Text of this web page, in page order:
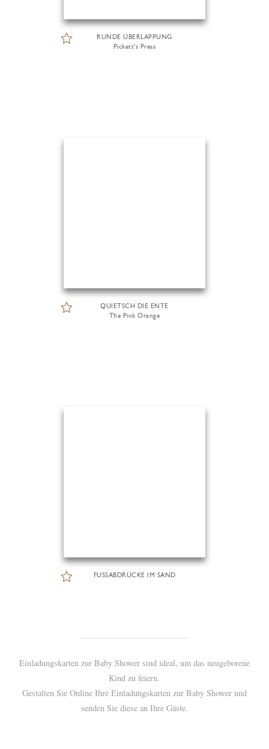
RUNDE ÜBERLAPPUNG
Pickett's Press
QUIETSCH DIE ENTE
The Pink Orange
FUSSABDRÜCKE IM SAND
Einladungskarten zur Baby Shower sind ideal, um das neugeborene
Kind zu feiern.
Gestalten Sie Online Ihre Einladungskarten zur Baby Shower und
senden Sie diese an Ihre Gäste.